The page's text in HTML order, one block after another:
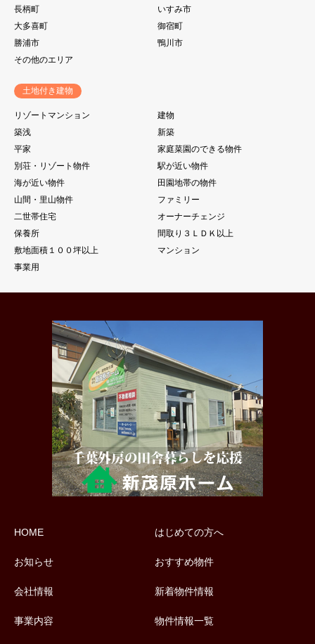
長柄町
いすみ市
大多喜町
御宿町
勝浦市
鴨川市
その他のエリア
土地付き建物
リゾートマンション
建物
築浅
新築
平家
家庭菜園のできる物件
別荘・リゾート物件
駅が近い物件
海が近い物件
田園地帯の物件
山間・里山物件
ファミリー
二世帯住宅
オーナーチェンジ
保養所
間取り３ＬＤＫ以上
敷地面積１００坪以上
マンション
事業用
HOME
お知らせ
会社情報
事業内容
はじめての方へ
おすすめ物件
新着物件情報
物件情報一覧